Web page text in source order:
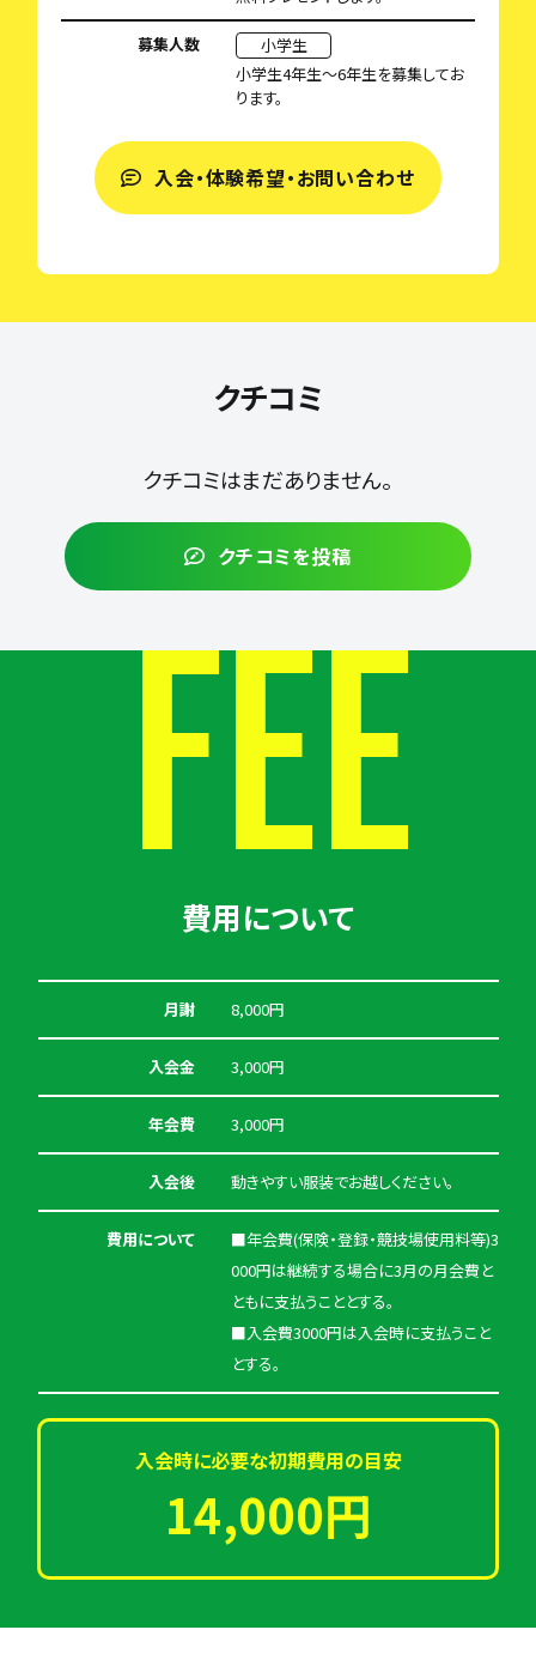
募集人数
小学生
小学生4年生～6年生を募集してお
ります。
入会・体験希望・お問い合わせ
クチコミ
クチコミはまだありません。
クチコミを投稿
FEE
費用について
月謝 8,000円
入会金 3,000円
年会費 3,000円
入会後 動きやすい服装でお越しください。
費用について
■年会費(保険・登録・競技場使用料等)3
000円は継続する場合に3月の月会費と
ともに支払うこととする。
■入会費3000円は入会時に支払うこと
とする。
入会時に必要な初期費用の目安
14,000円